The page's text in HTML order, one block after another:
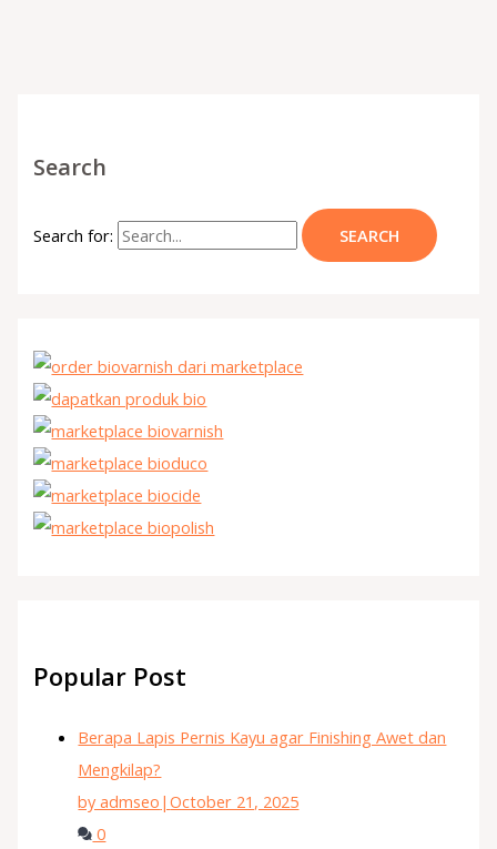
Search
Search for:
Popular Post
Berapa Lapis Pernis Kayu agar Finishing Awet dan
Mengkilap?
by admseo |October 21, 2025
0